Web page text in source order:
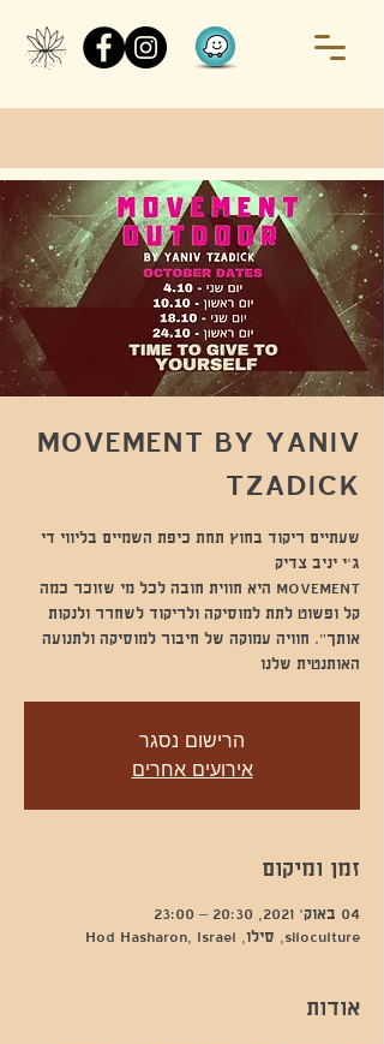
MOVEMENT BY YANIV
TZADICK
שעתיים ריקוד בחוץ תחת כיפת השמיים בליווי די
MOVEMENT היא חווית חובה לכל מי שזוכר כמה
קל ופשוט לתת למוסיקה ולריקוד לשחרר ולנקות
אותך". חוויה עמוקה של חיבור למוסיקה ולתנועה
האותנטית שלנו
הרישום נסגר
אירועים אחרים
זמן ומיקום
04 באוק׳ 2021, 20:30 – 23:00
siloculture, סילו, Hod Hasharon, Israel
אודות